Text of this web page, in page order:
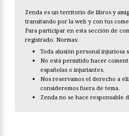
Zenda es un territorio de libros y
transitando por la web y con tus
Para participar en esta sección de
registrado. Normas:
Toda alusión personal injuriosa
No está permitido hacer
españolas o injuriantes.
Nos reservamos el derecho a
consideremos fuera de tema.
Zenda no se hace responsable